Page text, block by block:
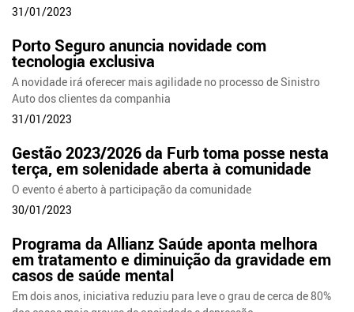
31/01/2023
Porto Seguro anuncia novidade com
tecnologia exclusiva
A novidade irá oferecer mais agilidade no processo de Sinistro
Auto dos clientes da companhia
31/01/2023
Gestão 2023/2026 da Furb toma posse nesta
terça, em solenidade aberta à comunidade
O evento é aberto à participação da comunidade
30/01/2023
Programa da Allianz Saúde aponta melhora
em tratamento e diminuição da gravidade em
casos de saúde mental
Em dois anos, iniciativa reduziu para leve o grau de cerca de 80%